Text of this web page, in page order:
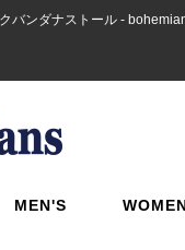
バンダナストール -
MEN'S